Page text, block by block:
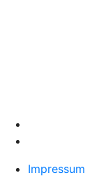
Impressum